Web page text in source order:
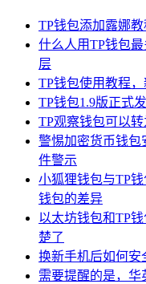
TP钱包添加露娜
什么人用TP钱包
层
TP钱包使用教程
TP钱包1.9版正式
TP观察钱包可以
警惕加密货币钱包
件警示
小狐狸钱包与TP
钱包的差异
以太坊钱包和TP
楚了
换新手机后如何安
需要提醒的是，